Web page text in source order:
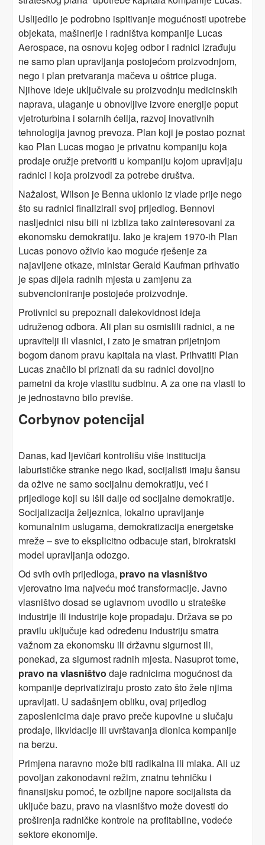
Uslijedilo je podrobno ispitivanje mogućnosti upotrebe
objekata, mašinerije i radništva kompanije Lucas
Aerospace, na osnovu kojeg odbor i radnici izrađuju
ne samo plan upravljanja postojećom proizvodnjom,
nego i plan pretvaranja mačeva u oštrice pluga.
Njihove ideje uključivale su proizvodnju medicinskih
naprava, ulaganje u obnovljive izvore energije poput
vjetroturbina i solarnih ćelija, razvoj inovativnih
tehnologija javnog prevoza. Plan koji je postao poznat
kao Plan Lucas mogao je privatnu kompaniju koja
prodaje oružje pretvoriti u kompaniju kojom upravljaju
radnici i koja proizvodi za potrebe društva.
Nažalost, Wilson je Benna uklonio iz vlade prije nego
što su radnici finalizirali svoj prijedlog. Bennovi
nasljednici nisu bili ni izbliza tako zainteresovani za
ekonomsku demokratiju. Iako je krajem 1970-ih Plan
Lucas ponovo oživio kao moguće rješenje za
najavljene otkaze, ministar Gerald Kaufman prihvatio
je spas dijela radnih mjesta u zamjenu za
subvencioniranje postojeće proizvodnje.
Protivnici su prepoznali dalekovidnost ideja
udruženog odbora. Ali plan su osmislili radnici, a ne
upravitelji ili vlasnici, i zato je smatran prijetnjom
bogom danom pravu kapitala na vlast. Prihvatiti Plan
Lucas značilo bi priznati da su radnici dovoljno
pametni da kroje vlastitu sudbinu. A za one na vlasti to
je jednostavno bilo previše.
Corbynov potencijal
Danas, kad ljevičari kontrolišu više institucija
laburističke stranke nego ikad, socijalisti imaju šansu
da ožive ne samo socijalnu demokratiju, već i
prijedloge koji su išli dalje od socijalne demokratije.
Socijalizacija željeznica, lokalno upravljanje
komunalnim uslugama, demokratizacija energetske
mreže – sve to eksplicitno odbacuje stari, birokratski
model upravljanja odozgo.
Od svih ovih prijedloga, pravo na vlasništvo
vjerovatno ima najveću moć transformacije. Javno
vlasništvo dosad se uglavnom uvodilo u strateške
industrije ili industrije koje propadaju. Država se po
pravilu uključuje kad određenu industriju smatra
važnom za ekonomsku ili državnu sigurnost ili,
ponekad, za sigurnost radnih mjesta. Nasuprot tome,
pravo na vlasništvo daje radnicima mogućnost da
kompanije deprivatiziraju prosto zato što žele njima
upravljati. U sadašnjem obliku, ovaj prijedlog
zaposlenicima daje pravo preče kupovine u slučaju
prodaje, likvidacije ili uvrštavanja dionica kompanije
na berzu.
Primjena naravno može biti radikalna ili mlaka. Ali uz
povoljan zakonodavni režim, znatnu tehničku i
finansijsku pomoć, te ozbiljne napore socijalista da
uključe bazu, pravo na vlasništvo može dovesti do
proširenja radničke kontrole na profitabilne, vodeće
sektore ekonomije.